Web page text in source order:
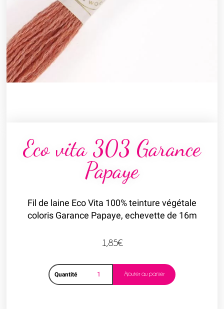
Eco vita 303 Garance
Papaye
Fil de laine Eco Vita 100% teinture végétale
coloris Garance Papaye, echevette de 16m
1,85€
Quantité Ajouter au panier